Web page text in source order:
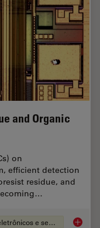
and Organic
on
efficient detection
residue, and
Indústria de eletrônicos e semicondutores